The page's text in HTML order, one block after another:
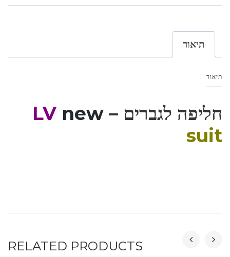
תיאור
תיאור
חליפה לגברים – LV new
suit
RELATED PRODUCTS